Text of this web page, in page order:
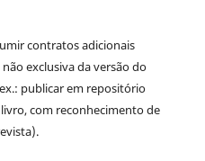
contratos adicionais
exclusiva da versão do
publicar em repositório
com reconhecimento de